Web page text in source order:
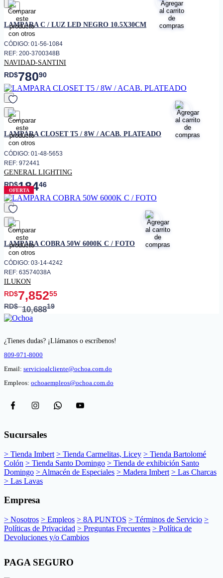
favorito
LAMPARA C / LUZ LED NEGRO 10.5X30CM
CÓDIGO: 01-56-1084
REF: 200-3700348B
NAVIDAD-SANTINI
RD$78090
favorito
LAMPARA CLOSET T5 / 8W / ACAB. PLATEADO
CÓDIGO: 01-48-5653
REF: 972441
GENERAL LIGHTING
RD$18446
OFERTA
favorito
LAMPARA COBRA 50W 6000K C / FOTO
CÓDIGO: 03-14-4242
REF: 63574038A
ILUKON
RD$7,85255
RD$10,68819
¿Tienes dudas? ¡Llámanos o escríbenos!
809-971-8000
Email: servicioalcliente@ochoa.com.do
Empleos: ochoaempleos@ochoa.com.do
Sucursales
> Tienda Imbert > Tienda Carmelitas, Licey > Tienda Bartolomé
Colón > Tienda Santo Domingo > Tienda de exhibición Santo
Domingo > Almacén de Especiales > Madera Imbert > Las Charcas
> Las Lavas
Empresa
> Nosotros > Empleos > 8A PUNTOS > Términos de Servicio >
Políticas de Privacidad > Preguntas Frecuentes > Política de
Devoluciones y/o Cambios
PAGA SEGURO